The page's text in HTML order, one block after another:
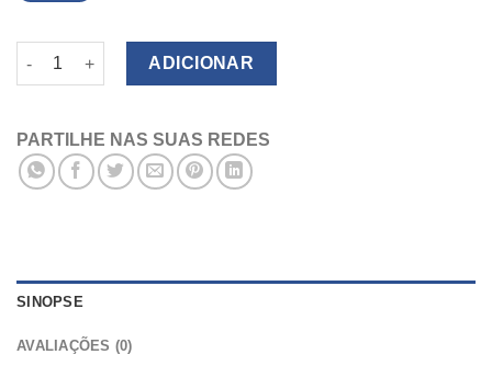
Quantidade de Neurociência e detecção da verdade e da
ADICIONAR
PARTILHE NAS SUAS REDES
SINOPSE
AVALIAÇÕES (0)